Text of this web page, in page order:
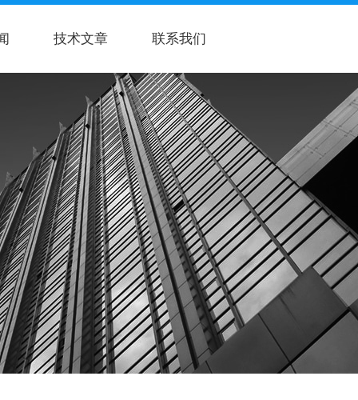
技术文章 联系我们